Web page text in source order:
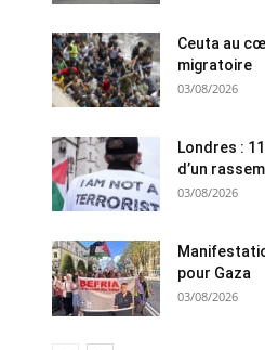
Ceuta au
migratoire
03/08/2026
Londres :
d’un
03/08/2026
pour Gaza
03/08/2026